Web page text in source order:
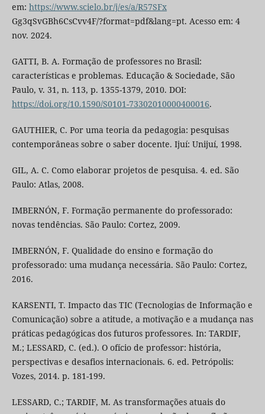
em: https://www.scielo.br/j/es/a/R57SFx
Gg3qSvGBh6CsCvv4F/?format=pdf&lang=pt. Acesso em: 4
nov. 2024.
GATTI, B. A. Formação de professores no Brasil:
características e problemas. Educação & Sociedade, São
Paulo, v. 31, n. 113, p. 1355-1379, 2010. DOI:
https://doi.org/10.1590/S0101-73302010000400016.
GAUTHIER, C. Por uma teoria da pedagogia: pesquisas
contemporâneas sobre o saber docente. Ijuí: Unijuí, 1998.
GIL, A. C. Como elaborar projetos de pesquisa. 4. ed. São
Paulo: Atlas, 2008.
IMBERNÓN, F. Formação permanente do professorado:
novas tendências. São Paulo: Cortez, 2009.
IMBERNÓN, F. Qualidade do ensino e formação do
professorado: uma mudança necessária. São Paulo: Cortez,
2016.
KARSENTI, T. Impacto das TIC (Tecnologias de Informação e
Comunicação) sobre a atitude, a motivação e a mudança nas
práticas pedagógicas dos futuros professores. In: TARDIF,
M.; LESSARD, C. (ed.). O ofício de professor: história,
perspectivas e desafios internacionais. 6. ed. Petrópolis:
Vozes, 2014. p. 181-199.
LESSARD, C.; TARDIF, M. As transformações atuais do